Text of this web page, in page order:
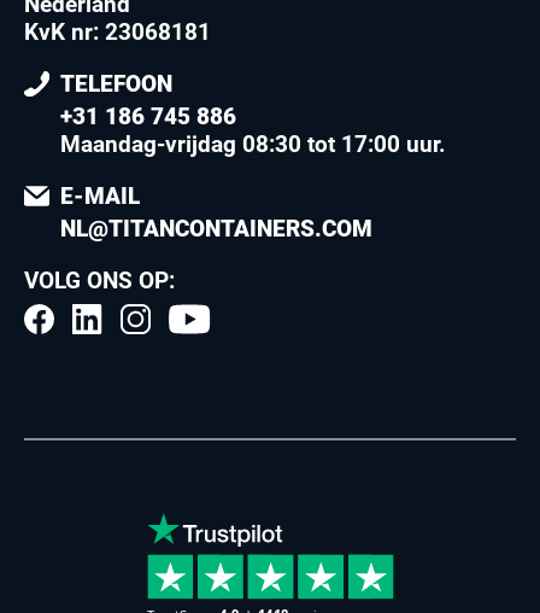
KvK nr: 23068181
TELEFOON
+31 186 745 886
Maandag-vrijdag 08:30 tot 17:00 uur.
E-MAIL
NL@TITANCONTAINERS.COM
VOLG ONS OP: